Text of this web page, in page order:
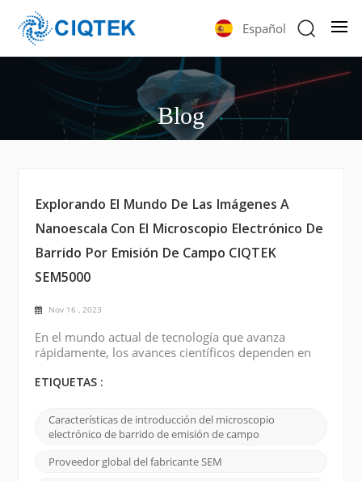
Español
Blog
Explorando El Mundo De Las Imágenes A
Nanoescala Con El Microscopio Electrónico De
Barrido Por Emisión De Campo CIQTEK
SEM5000
Nov 16 , 2023
En el mundo actual de tecnología que avanza
rápidamente, los avances científicos dependen en
comprender materiales en las escalas más
considerable importancia es el microscopio
electrónico de barrido por emisión de campo (FE
SEM), y el CIQTEK SEM5000 se destaca por su
versatilidad y capacidades superiores de o...
ETIQUETAS :
Características de introducción del microscopio
electrónico de barrido de emisión de campo
Proveedor global del fabricante SEM